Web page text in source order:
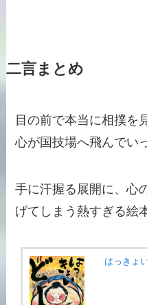
二言まとめ
目の前で本当に相撲を
心が国技場へ飛んでい
手に汗握る展開に、心
げてしまう熱すぎる絵
はっきょ